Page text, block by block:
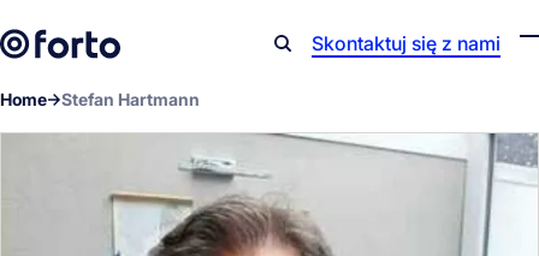
Skontaktuj się z nami
Home Stefan Hartmann